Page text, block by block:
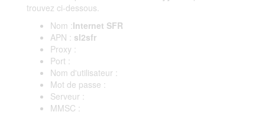
trouvez ci-dessous.
Nom :Internet SFR
APN : sl2sfr
Proxy :
Port :
Nom d'utilisateur :
Mot de passe :
Serveur :
MMSC :